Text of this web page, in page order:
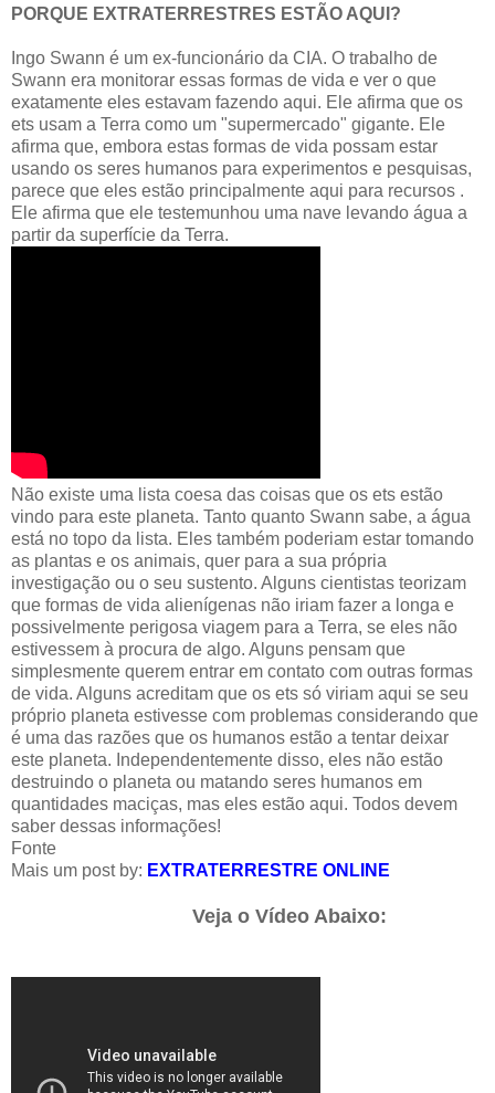
PORQUE EXTRATERRESTRES ESTÃO AQUI?
Ingo Swann é um ex-funcionário da CIA. O trabalho de
Swann era monitorar essas formas de vida e ver o que
exatamente eles estavam fazendo aqui. Ele afirma que os
ets usam a Terra como um "supermercado" gigante. Ele
afirma que, embora estas formas de vida possam estar
usando os seres humanos para experimentos e pesquisas,
parece que eles estão principalmente aqui para recursos .
Ele afirma que ele testemunhou uma nave levando água a
partir da superfície da Terra.
Não existe uma lista coesa das coisas que os ets estão
vindo para este planeta. Tanto quanto Swann sabe, a água
está no topo da lista. Eles também poderiam estar tomando
as plantas e os animais, quer para a sua própria
investigação ou o seu sustento. Alguns cientistas teorizam
que formas de vida alienígenas não iriam fazer a longa e
possivelmente perigosa viagem para a Terra, se eles não
estivessem à procura de algo. Alguns pensam que
simplesmente querem entrar em contato com outras formas
de vida. Alguns acreditam que os ets só viriam aqui se seu
próprio planeta estivesse com problemas considerando que
é uma das razões que os humanos estão a tentar deixar
este planeta. Independentemente disso, eles não estão
destruindo o planeta ou matando seres humanos em
quantidades maciças, mas eles estão aqui. Todos devem
saber dessas informações!
Fonte
Mais um post by: EXTRATERRESTRE ONLINE
Veja o Vídeo Abaixo: